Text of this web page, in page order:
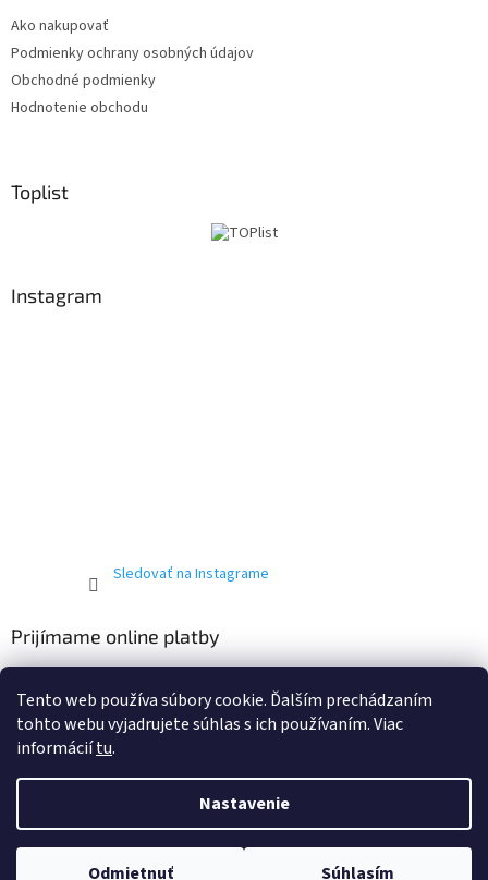
Tento web používa súbory cookie. Ďalším prechádzaním
tohto webu vyjadrujete súhlas s ich používaním. Viac
informáciítu.
Nastavenie
Odmietnuť Súhlasím
Ako nakupovať
Podmienky ochrany osobných údajov
Obchodné podmienky
Hodnotenie obchodu
Toplist
Instagram
Sledovať na Instagrame
Prijímame online platby
Copyright 2026T-ričko.sk. Všetky práva vyhradené.Upraviť